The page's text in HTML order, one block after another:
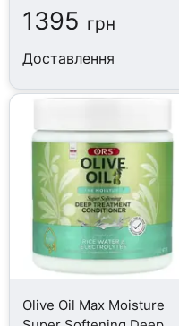
1395 грн
Доставлення
Olive Oil Max Moisture